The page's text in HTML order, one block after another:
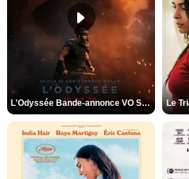
L'Odyssée Bande-annonce VO STFR Le